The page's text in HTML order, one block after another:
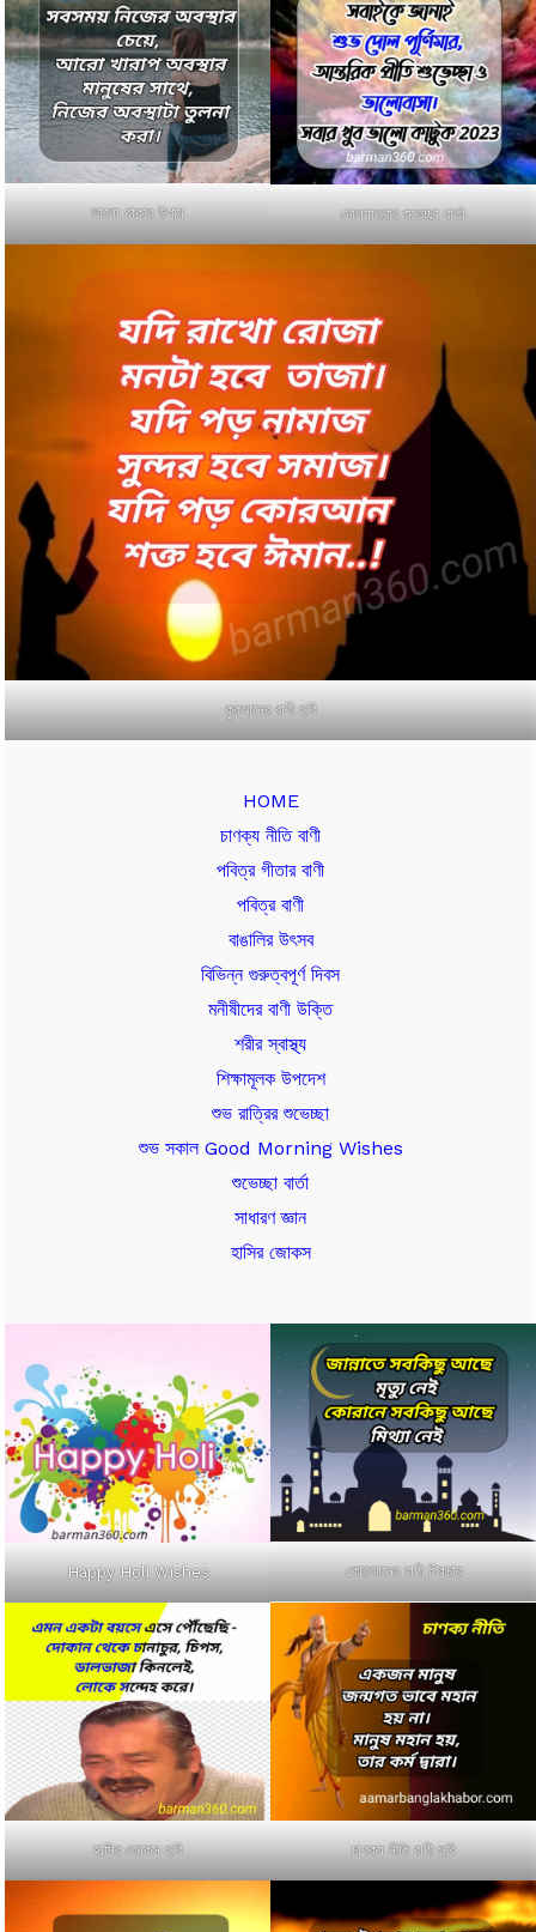
ভালো থাকার উপায় দোলযাত্রার শুভেচ্ছা বার্তা
কুরআনের বাণী ছবি
HOME
চাণক্য নীতি বাণী
পবিত্র গীতার বাণী
পবিত্র বাণী
বাঙালির উৎসব
বিভিন্ন গুরুত্বপূর্ণ দিবস
মনীষীদের বাণী উক্তি
শরীর স্বাস্থ্য
শিক্ষামূলক উপদেশ
শুভ রাত্রির শুভেচ্ছা
শুভ সকাল Good Morning Wishes
শুভেচ্ছা বার্তা
সাধারণ জ্ঞান
হাসির জোকস
Happy Holi Wishes কোরআনের বাণী পিকচার
হাসির জোকস ছবি চাণক্য নীতি বাণী ছবি